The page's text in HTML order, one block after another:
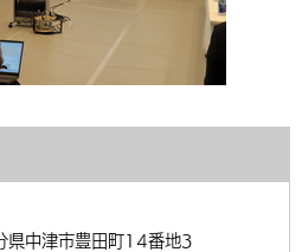
中津市豊田町14番地3